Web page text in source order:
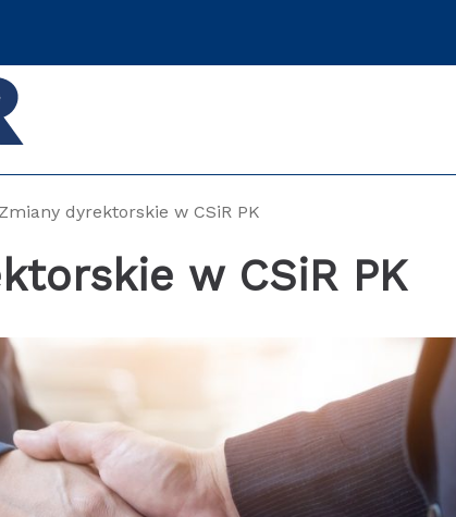
Zmiany dyrektorskie w CSiR PK
w CSiR PK